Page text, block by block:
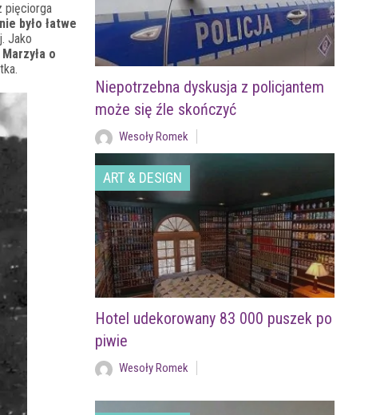
pięciorga
było łatwe
Jako
o
Niepotrzebna dyskusja z policjantem
może się źle skończyć
Wesoły Romek
ART & DESIGN
Hotel udekorowany 83 000 puszek po
piwie
Wesoły Romek